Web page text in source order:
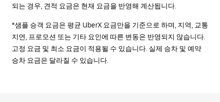
되는 경우, 견적 요금은 현재 요금을 반영해 계산됩니다.
*샘플 승객 요금은 평균 UberX 요금만을 기준으로 하며, 지역, 교통
지연, 프로모션 또는 기타 요인에 따른 변동은 반영되지 않습니다.
고정 요금 및 최소 요금이 적용될 수 있습니다. 실제 승차 및 예약
승차 요금은 달라질 수 있습니다.